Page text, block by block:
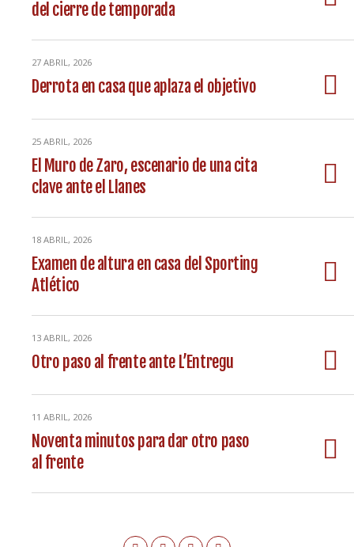
del cierre de temporada
27 ABRIL, 2026
Derrota en casa que aplaza el objetivo
25 ABRIL, 2026
El Muro de Zaro, escenario de una cita
clave ante el Llanes
18 ABRIL, 2026
Examen de altura en casa del Sporting
Atlético
13 ABRIL, 2026
Otro paso al frente ante L’Entregu
11 ABRIL, 2026
Noventa minutos para dar otro paso
al frente